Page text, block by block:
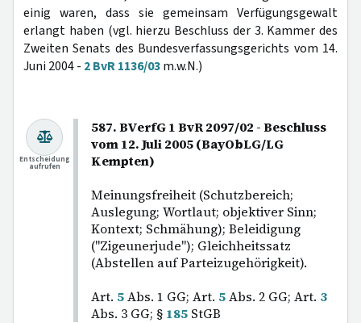
einig waren, dass sie gemeinsam Verfügungsgewalt
erlangt haben (vgl. hierzu Beschluss der 3. Kammer des
Zweiten Senats des Bundesverfassungsgerichts vom 14.
Juni 2004 - 2 BvR 1136/03m.w.N.)
587. BVerfG 1 BvR 2097/02 - Beschluss
vom 12. Juli 2005 (BayObLG/LG
Kempten)
Meinungsfreiheit (Schutzbereich;
Auslegung; Wortlaut; objektiver Sinn;
Kontext; Schmähung); Beleidigung
("Zigeunerjude"); Gleichheitssatz
(Abstellen auf Parteizugehörigkeit).
Art. 5Abs. 1 GG; Art. 5Abs. 2 GG; Art. 3
Abs. 3 GG; § 185 StGB
Entscheidung
aufrufen